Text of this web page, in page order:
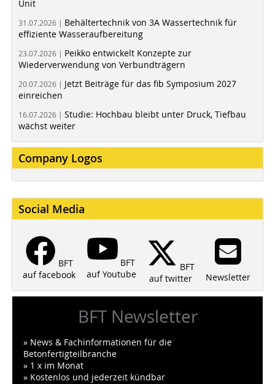
Unit
31.07.2026 | Behältertechnik von 3A Wassertechnik für
effiziente Wasseraufbereitung
23.07.2026 | Peikko entwickelt Konzepte zur
Wiederverwendung von Verbundträgern
20.07.2026 | Jetzt Beiträge für das fib Symposium 2027
einreichen
16.07.2026 | Studie: Hochbau bleibt unter Druck, Tiefbau
wächst weiter
Company Logos
Social Media
BFT
auf facebook
BFT
auf Youtube
BFT
auf twitter
Newsletter
BFT Newsletter
» News & Fachinformationen für die
Betonfertigteilbranche
» 1 x im Monat
» Kostenlos und jederzeit kündbar